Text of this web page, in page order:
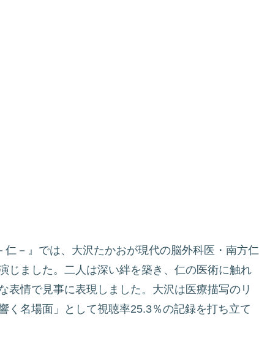
－』では、大沢たかおが現代の脳外科医・南方仁
じました。二人は深い絆を築き、仁の医術に触れ
表情で見事に表現しました。大沢は医療描写のリ
く名場面」として視聴率25.3％の記録を打ち立て